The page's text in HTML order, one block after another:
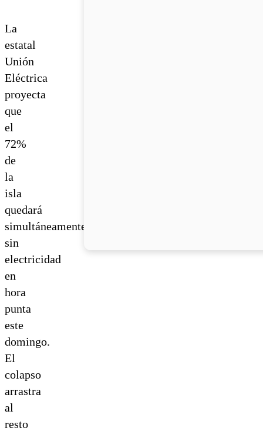
La
estatal
Unión
Eléctrica
proyecta
que
el
72%
de
la
isla
quedará
simultáneamente
sin
electricidad
en
hora
punta
este
domingo.
El
colapso
arrastra
al
resto